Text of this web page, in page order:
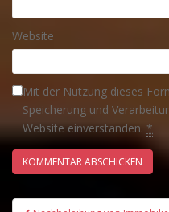
Website
Mit der Nutzung dieses
Speicherung und
Website einverstanden. *